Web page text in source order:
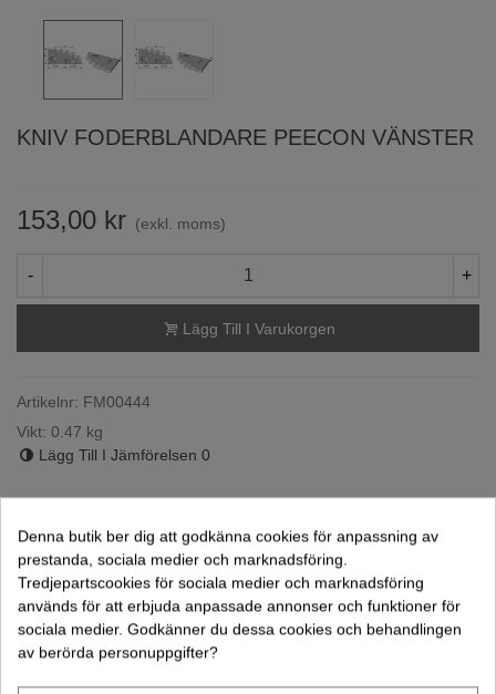
KNIV FODERBLANDARE PEECON VÄNSTER
153,00 kr (exkl. moms)
- +
Lägg Till I Varukorgen
Artikelnr: FM00444
Vikt: 0.47 kg
Lägg Till I Jämförelsen 0
Bultsats FM00444 Kullrig Skalle Syrafast
29,00 kr
(exkl. moms)
Denna butik ber dig att godkänna cookies för anpassning av
prestanda, sociala medier och marknadsföring.
Tredjepartscookies för sociala medier och marknadsföring
används för att erbjuda anpassade annonser och funktioner för
sociala medier. Godkänner du dessa cookies och behandlingen
av berörda personuppgifter?